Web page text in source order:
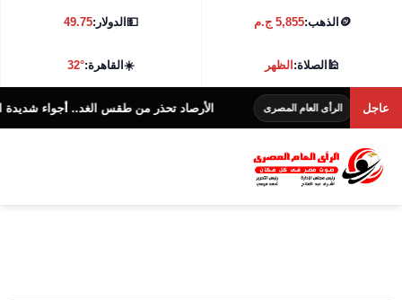
🪙 الذهب:5,855 ج.م 💵الدولار:49.75
🕌الصلاة:الظهر ☀️القاهرة:32°
عاجل
الرأى العام المصرى الأرصاد تحذر من طقس الغد.. أجواء شديدة الحرارة و38 درجة بالقاهرة